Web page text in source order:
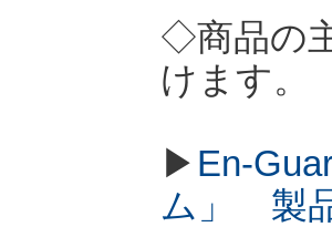
◇商品の
けます。
▶ En-
ム」 製